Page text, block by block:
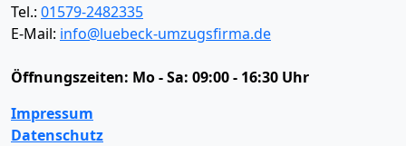
Tel.: 01579-2482335
E-Mail: info@luebeck-umzugsfirma.de
Öffnungszeiten: Mo - Sa: 09:00 - 16:30 Uhr
Impressum
Datenschutz